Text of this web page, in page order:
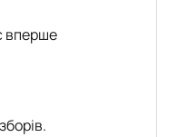
вперше